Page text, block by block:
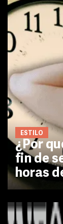
ESTILO
¿Por
fin de
horas